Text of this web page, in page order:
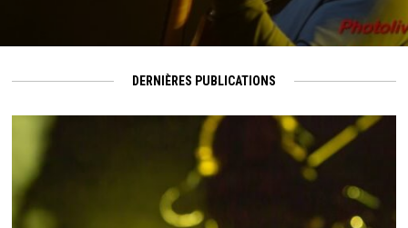
DERNIÈRES PUBLICATIONS